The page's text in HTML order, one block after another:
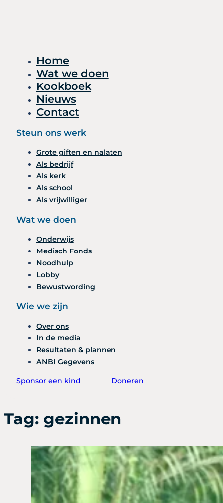
Home
Wat we doen
Kookboek
Nieuws
Contact
Steun ons werk
Grote giften en nalaten
Als bedrijf
Als kerk
Als school
Als vrijwilliger
Wat we doen
Onderwijs
Medisch Fonds
Noodhulp
Lobby
Bewustwording
Wie we zijn
Over ons
In de media
Resultaten & plannen
ANBI Gegevens
Sponsor een kind Doneren
Tag: gezinnen